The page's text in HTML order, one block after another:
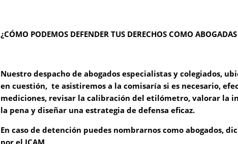
¿CÓMO PODEMOS DEFENDER TUS DERECHOS COMO ABOGADAS
Nuestro despacho de abogados especialistas y colegiados,
en cuestión, te asistiremos a la comisaría si es necesario,
mediciones, revisar la calibración del etilómetro, valorar la
la pena y diseñar una estrategia de defensa eficaz.
En caso de detención puedes nombrarnos como abogados,
por el ICAM